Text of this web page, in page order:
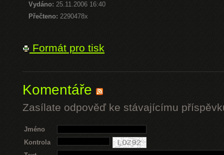
Vydáno: 25.11.2006 16:40
Přečteno: 2290478x
Formát pro tisk
Komentáře
Zasílate odpověď ke stávajícímu
Jméno
Kontrola